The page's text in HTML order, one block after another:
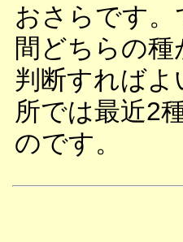
おさらです
間どちらの
判断すれば
所では最近2
のです。